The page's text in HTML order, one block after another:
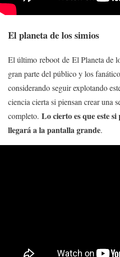
El planeta de los simios
El último reboot de El Planeta de
gran parte del público y los
considerando seguir explotando
ciencia cierta si piensan crear una
completo. Lo cierto es que este
llegará a la pantalla grande.